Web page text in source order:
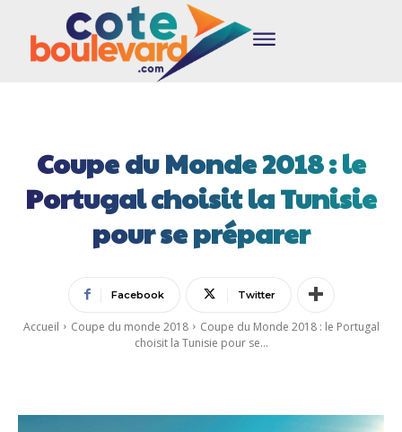
Coupe du Monde 2018 : le
Portugal choisit la Tunisie
pour se préparer
Facebook Twitter
Accueil Coupe du monde 2018
Coupe du Monde 2018 : le Portugal
choisit la Tunisie pour se...